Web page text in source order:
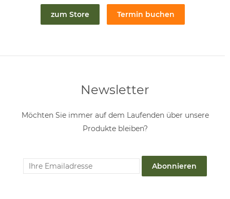
zum Store Termin buchen
Newsletter
Möchten Sie immer auf dem Laufenden über unsere
Produkte bleiben?
Abonnieren